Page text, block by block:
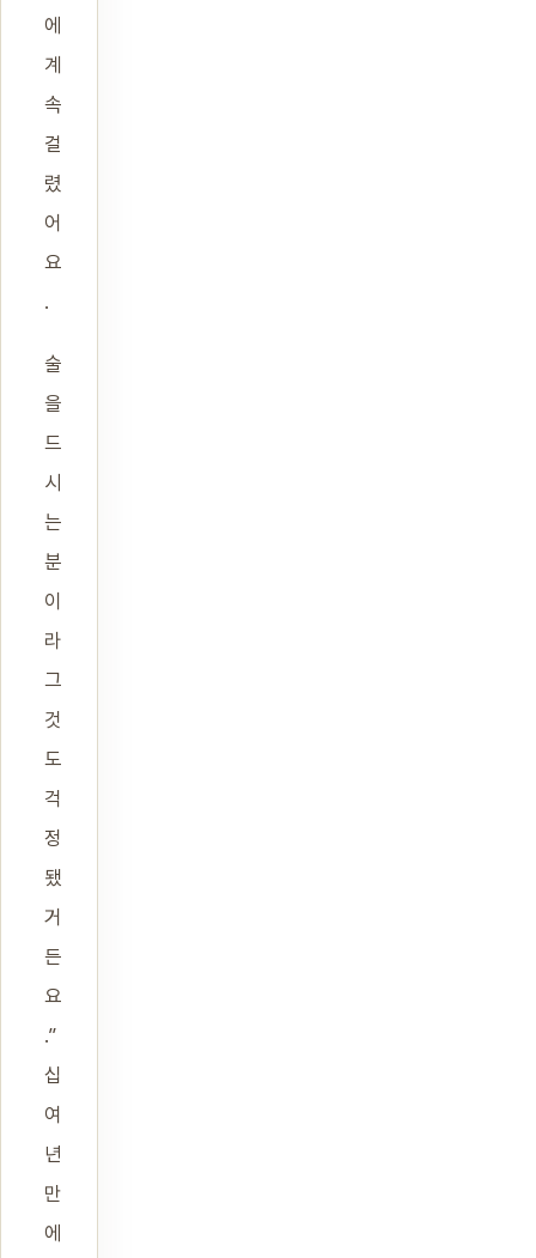
에
계
속
걸
렸
어
요
.
술
을
드
시
는
분
이
라
그
것
도
걱
정
됐
거
든
요
.”
십
여
년
만
에